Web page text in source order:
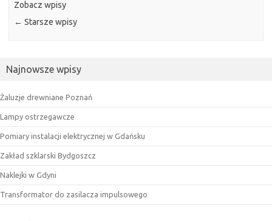
Zobacz wpisy
← Starsze wpisy
Najnowsze wpisy
Żaluzje drewniane Poznań
Lampy ostrzegawcze
Pomiary instalacji elektrycznej w Gdańsku
Zakład szklarski Bydgoszcz
Naklejki w Gdyni
Transformator do zasilacza impulsowego